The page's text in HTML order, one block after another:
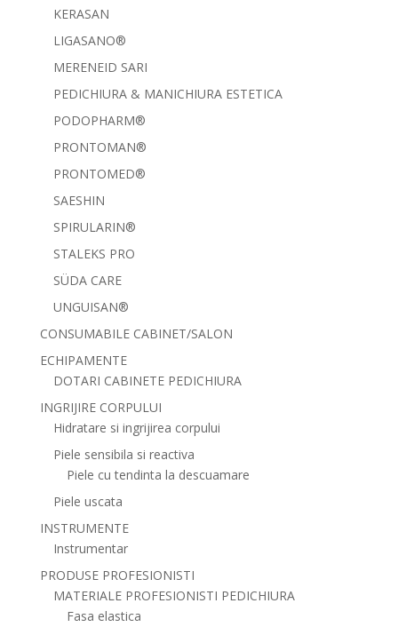
KERASAN
LIGASANO®
MERENEID SARI
PEDICHIURA & MANICHIURA ESTETICA
PODOPHARM®
PRONTOMAN®
PRONTOMED®
SAESHIN
SPIRULARIN®
STALEKS PRO
SÜDA CARE
UNGUISAN®
CONSUMABILE CABINET/SALON
ECHIPAMENTE
DOTARI CABINETE PEDICHIURA
INGRIJIRE CORPULUI
Hidratare si ingrijirea corpului
Piele sensibila si reactiva
Piele cu tendinta la descuamare
Piele uscata
INSTRUMENTE
Instrumentar
PRODUSE PROFESIONISTI
MATERIALE PROFESIONISTI PEDICHIURA
Fasa elastica